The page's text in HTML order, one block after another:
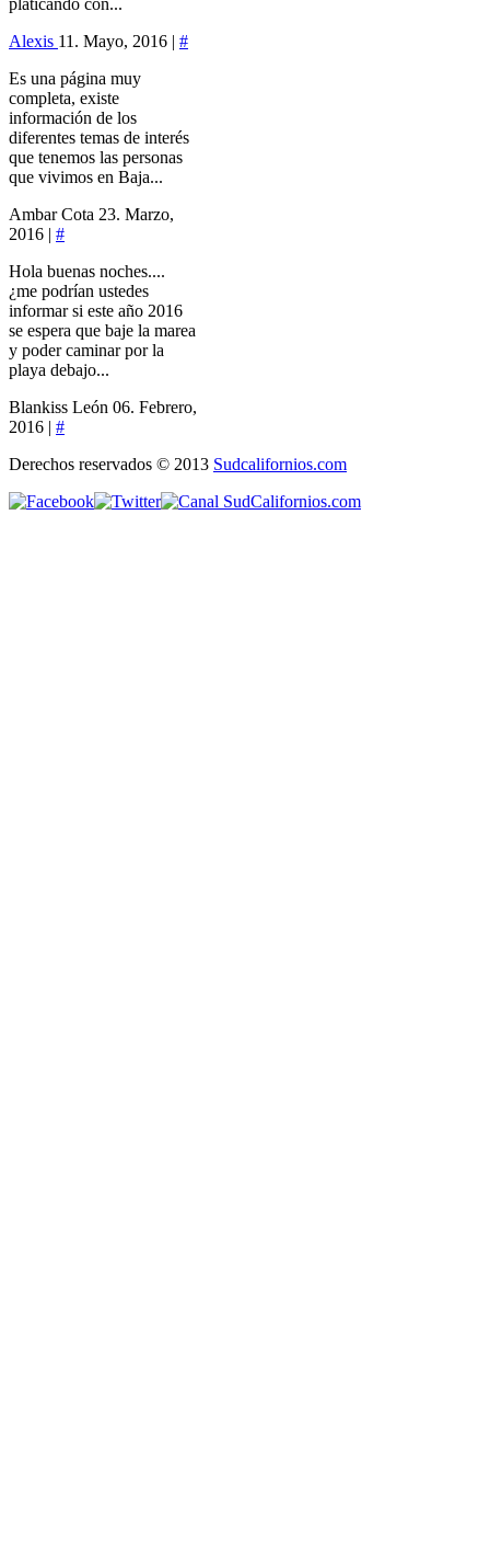
Alexis 11. Mayo, 2016 | #
Es una página muy
completa, existe
información de los
diferentes temas de interés
que tenemos las personas
que vivimos en Baja...
Ambar Cota 23. Marzo,
2016 | #
Hola buenas noches....
¿me podrían ustedes
informar si este año 2016
se espera que baje la marea
y poder caminar por la
playa debajo...
Blankiss León 06. Febrero,
2016 | #
Derechos reservados © 2013 Sudcalifornios.com